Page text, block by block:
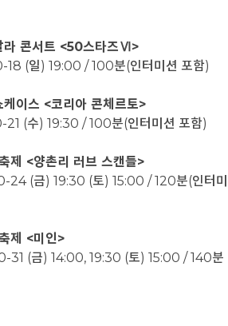
콘서트 <50스타즈Ⅵ>
18 (일) 19:00 / 100분(인터미션 포함)
이스 <코리아 콘체르토>
21 (수) 19:30 / 100분(인터미션 포함)
제 <양촌리 러브 스캔들>
24 (금) 19:30 (토) 15:00 / 120분(인터미
제 <미인>
31 (금) 14:00, 19:30 (토) 15:00 / 140분